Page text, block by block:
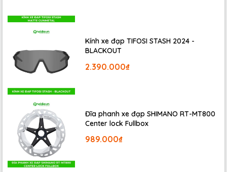
Dưới đây là những lý do tại sao bạn nên nghĩ đến
Kính xe đạp TIFOSI STASH 2024 -
BLACKOUT
2.390.000₫
Đĩa phanh xe đạp SHIMANO RT-MT800
Center lock Fullbox
989.000₫